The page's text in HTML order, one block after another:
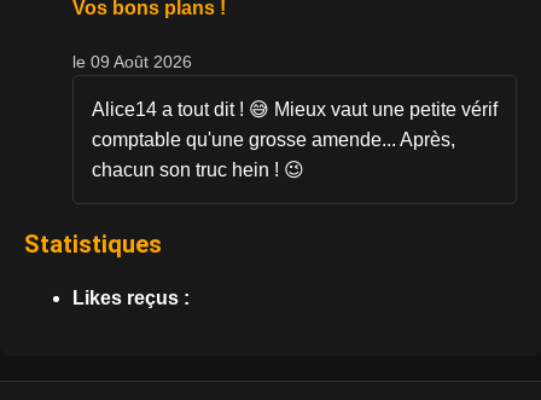
Vos bons plans !
le 09 Août 2026
Alice14 a tout dit ! 😅 Mieux vaut une petite vérif
comptable qu'une grosse amende... Après,
chacun son truc hein ! 😉
Statistiques
Likes reçus :